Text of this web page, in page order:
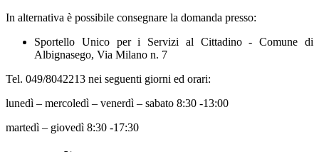
In alternativa è possibile consegnare la domanda presso:
Sportello Unico per i Servizi al Cittadino - Comune di
Albignasego, Via Milano n. 7
Tel. 049/8042213 nei seguenti giorni ed orari:
lunedì – mercoledì – venerdì – sabato 8:30 -13:00
martedì – giovedì 8:30 -17:30